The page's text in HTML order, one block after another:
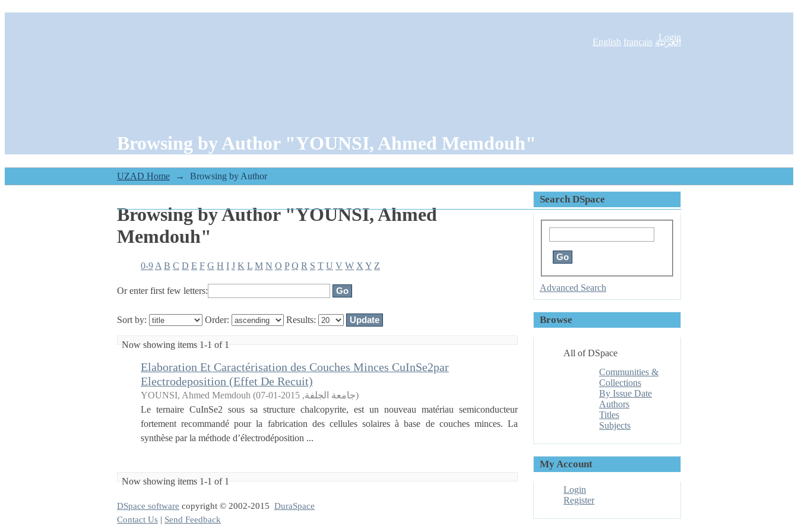
Browsing by Author "YOUNSI, Ahmed Memdouh"
Login
English français العربية
UZAD Home → Browsing by Author
Browsing by Author "YOUNSI, Ahmed
Memdouh"
0-9 A B C D E F G H I J K L M N O P Q R S T U V W X Y Z
Or enter first few letters:
Sort by: Order: Results:
Now showing items 1-1 of 1
Elaboration Et Caractérisation des Couches Minces CuInSe2par
Electrodeposition (Effet De Recuit)
YOUNSI, Ahmed Memdouh ( جامعة الجلفة,
2015-01-07
)
Le ternaire CuInSe2 sous sa structure chalcopyrite, est un nouveau matériau semiconducteur
fortement recommandé pour la fabrication des cellules solaires à base de couches minces. La
synthèse par la méthode d’électrodéposition ...
Now showing items 1-1 of 1
Search DSpace
Advanced Search
Browse
All of DSpace
Communities &
Collections
By Issue Date
Authors
Titles
Subjects
My Account
Login
Register
DSpace software copyright © 2002-2015 DuraSpace
Contact Us | Send Feedback